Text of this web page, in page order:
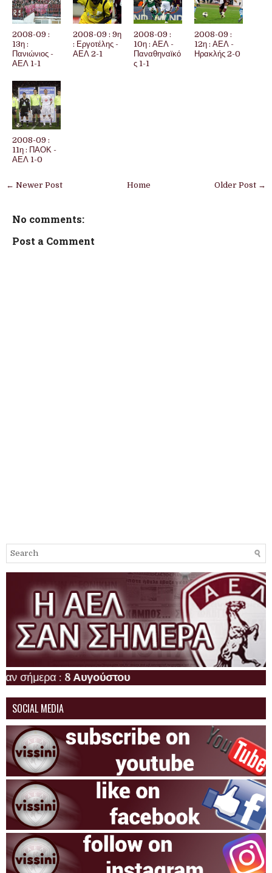
2008-09 :
13η :
Πανιώνιος -
ΑΕΛ 1-1
2008-09 : 9η
: Εργοτέλης -
ΑΕΛ 2-1
2008-09 :
10η : ΑΕΛ -
Παναθηναϊκό
ς 1-1
2008-09 :
12η : ΑΕΛ -
Ηρακλής 2-0
2008-09 :
11η : ΠΑΟΚ -
ΑΕΛ 1-0
← Newer Post Older Post →
Home
No comments:
Post a Comment
:8 Αυγούστου
SOCIAL MEDIA